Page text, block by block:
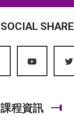
SOCIAL SHARE
課程資訊